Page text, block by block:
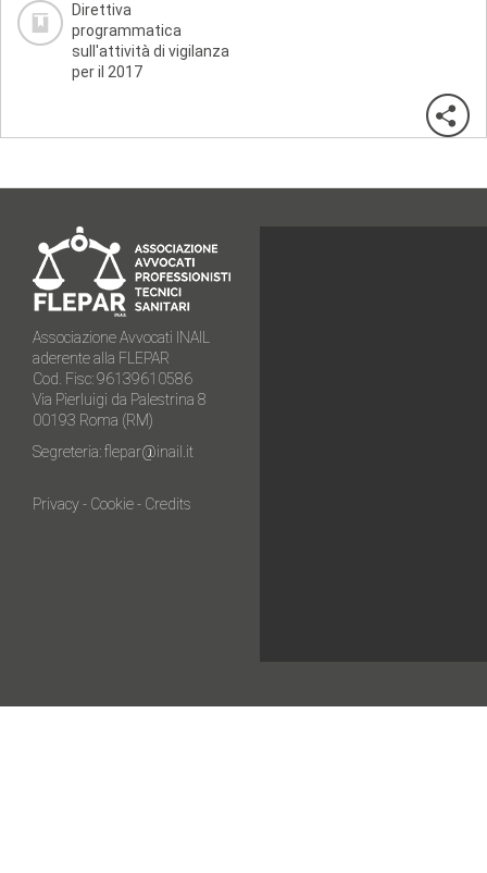
Direttiva
programmatica
sull'attività di vigilanza
per il 2017
Associazione Avvocati INAIL
aderente alla FLEPAR
Cod. Fisc: 96139610586
Via Pierluigi da Palestrina 8
00193 Roma (RM)
Segreteria:flepar@inail.it
Privacy- Cookie- Credits